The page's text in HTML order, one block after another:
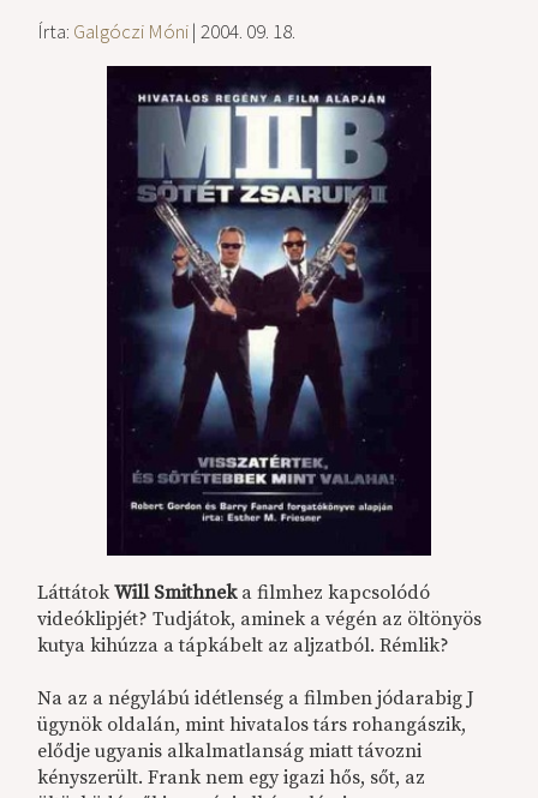
Írta: Galgóczi Móni| 2004. 09. 18.
LáttátokWill Smithneka filmhez kapcsolódó
videóklipjét? Tudjátok, aminek a végén az öltönyös
kutya kihúzza a tápkábelt az aljzatból. Rémlik?
Na az a négylábú idétlenség a filmben jódarabig J
ügynök oldalán, mint hivatalos társ rohangászik,
elődje ugyanis alkalmatlanság miatt távozni
kényszerült. Frank nem egy igazi hős, sőt, az